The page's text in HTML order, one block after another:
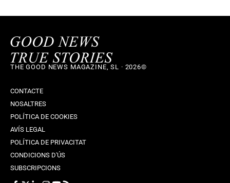
THE GOOD NEWS MAGAZINE, SL · 2026©
CONTACTE
NOSALTRES
POLÍTICA DE COOKIES
AVÍS LEGAL
POLÍTICA DE PRIVACITAT
CONDICIONS D'ÚS
SUBSCRIPCIONS